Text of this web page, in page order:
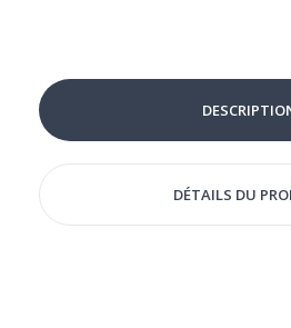
DÉTAILS DU